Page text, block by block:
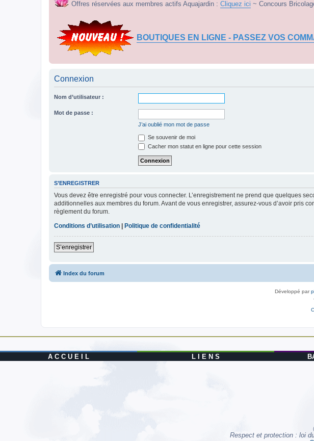
Offres réservées aux membres actifs Aquajardin : Cliquez ici ~ Concours
BOUTIQUES EN LIGNE - PASSEZ VOS
Connexion
Nom d’utilisateur :
Mot de passe :
J’ai oublié mon mot de passe
Se souvenir de moi
Cacher mon statut en ligne pour cette session
S’ENREGISTRER
Vous devez être enregistré pour vous connecter. L’enregistrement ne prend que quelques
additionnelles aux membres du forum. Avant de vous enregistrer, assurez-vous d’avoir pris
règlement du forum.
Conditions d’utilisation | Politique de confidentialité
S’enregistrer
Index du forum
Développé par
A C C U E I L L I E N S
Respect et protection : loi